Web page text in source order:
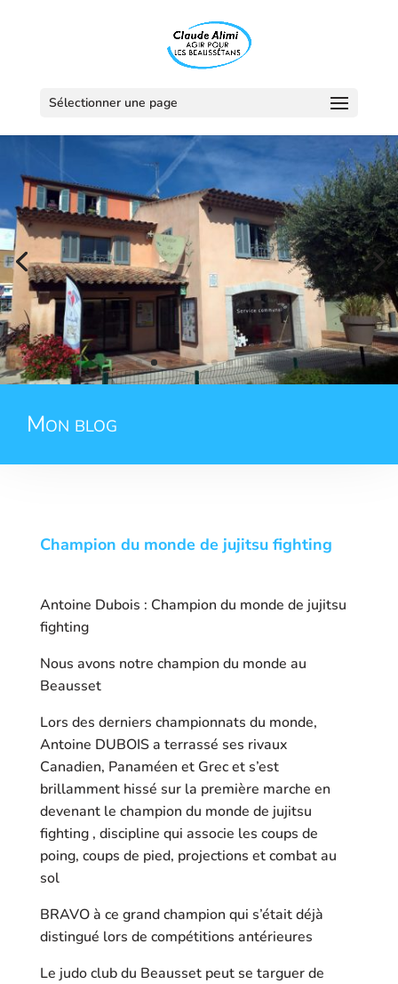
Sélectionner une page
Mon blog
Champion du monde de jujitsu fighting
Antoine Dubois : Champion du monde de jujitsu
fighting
Nous avons notre champion du monde au
Beausset
Lors des derniers championnats du monde,
Antoine DUBOIS a terrassé ses rivaux
Canadien, Panaméen et Grec et s’est
brillamment hissé sur la première marche en
devenant le champion du monde de jujitsu
fighting , discipline qui associe les coups de
poing, coups de pied, projections et combat au
sol
BRAVO à ce grand champion qui s’était déjà
distingué lors de compétitions antérieures
Le judo club du Beausset peut se targuer de